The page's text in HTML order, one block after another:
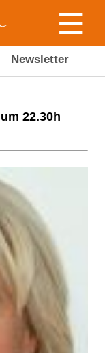
Newsletter
22.30h